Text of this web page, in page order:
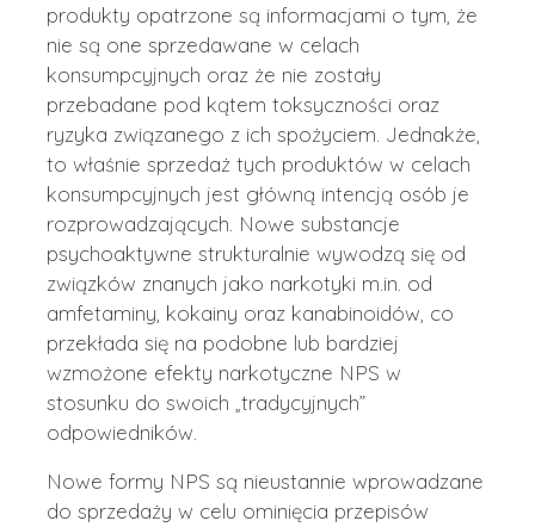
produkty opatrzone są informacjami o tym, że
nie są one sprzedawane w celach
konsumpcyjnych oraz że nie zostały
przebadane pod kątem toksyczności oraz
ryzyka związanego z ich spożyciem. Jednakże,
to właśnie sprzedaż tych produktów w celach
konsumpcyjnych jest główną intencją osób je
rozprowadzających. Nowe substancje
psychoaktywne strukturalnie wywodzą się od
związków znanych jako narkotyki m.in. od
amfetaminy, kokainy oraz kanabinoidów, co
przekłada się na podobne lub bardziej
wzmożone efekty narkotyczne NPS w
stosunku do swoich „tradycyjnych”
odpowiedników.
Nowe formy NPS są nieustannie wprowadzane
do sprzedaży w celu ominięcia przepisów